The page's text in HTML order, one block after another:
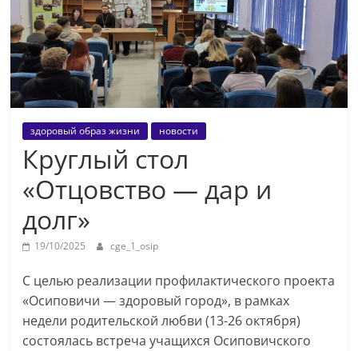
здоровый образ жизни новости
Круглый стол
«Отцовство — дар и
долг»
19/10/2025 cge_1_osip
С целью реализации профилактического проекта
«Осиповичи — здоровый город», в рамках
недели родительской любви (13-26 октября)
состоялась встреча учащихся Осиповичского